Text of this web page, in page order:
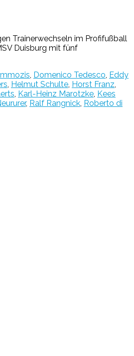
Trainerwechseln im Profifußball
Duisburg mit fünf
Domenico Tedesco Eddy
Helmut Schulte Horst Franz
Karl-Heinz Marotzke Kees
, Ralf Rangnick Roberto di